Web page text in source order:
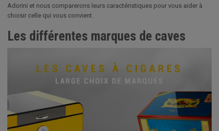
Adorini et nous comparerons leurs caractéristiques pour vous aider à
choisir celle qui vous convient.
Les différentes marques de caves